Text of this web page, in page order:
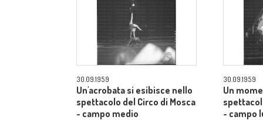
30.09.1959
Un'acrobata si esibisce nello
spettacolo del Circo di Mosca
- campo medio
30.09.1959
Un
- campo